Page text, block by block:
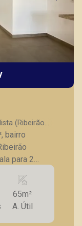
(Ribeirão
bairro
- Área
com
vendas de
nos
65m²
A. Útil